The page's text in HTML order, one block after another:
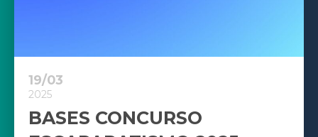
19/03
2025
BASES CONCURSO